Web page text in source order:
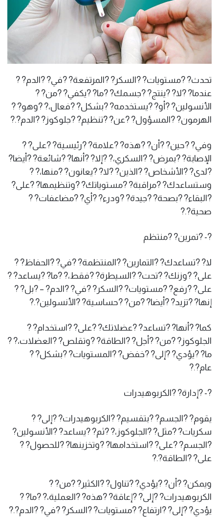
تحدث? ?مستويات? ?السكر? ?المرتفعة? ?في? ?الدم? ?
عندما? ?لا? ?ينتج? ?جسمك? ?ما? ?يكفي? ?من? ?
الأنسولين? ?أو? ?يستخدمه? ?بشكل? ?فعال،? ?وهو? ?
الهرمون? ?المسؤول? ?عن? ?تنظيم? ?جلوكوز? ?الدم?.?
وفي? ?حين? ?أن? ?هذه? ?علامة? ?رئيسية? ?على? ?
الإصابة? ?بمرض? ?السكري،? ?إلا? ?أنها? ?شائعة? ?أيضا?
?لدى? ?الأشخاص? ?الذين? ?لا? ?يعانون? ?منها،? ?
وستساعدك? ?مراقبة? ?مستوياتك? ?وتنظيمها? ?على?
?البقاء? ?بصحة? ?جيدة? ?ودرء? ?أي? ?مضاعفات? ?
صحية?.?
?- ?تمرين? ?منتظم
لا? ?تساعدك? ?التمارين? ?المنتظمة? ?في? ?الحفاظ? ?
على? ?وزنك? ?تحت? ?السيطرة? ?فقط،? ?ما? ?يساعد? ?
على? ?رفع? ?مستويات? ?السكر? ?في? ?الدم? – ?بل? ?
إنها? ?تزيد? ?أيضا? ?من? ?حساسية? ?الأنسولين?.?
كما? ?أنها? ?تساعد? ?عضلاتك? ?على? ?استخدام? ?
الجلوكوز? ?من? ?أجل? ?الطاقة? ?وتقلص? ?العضلات،? ?
ما? ?يؤدي? ?إلى? ?خفض? ?المستويات? ?بشكل? ?
عام?.?
?- ?إدارة? ?الكربوهيدرات
يقوم? ?الجسم? ?بتقسيم? ?الكربوهيدرات? ?إلى? ?
سكريات? ?مثل? ?الجلوكوز،? ?ثم? ?يساعد? ?الأنسولين?
?الجسم? ?على? ?استخدامها? ?وتخزينها? ?للحصول? ?
على? ?الطاقة?.?
ويمكن? ?أن? ?يؤدي? ?تناول? ?الكثير? ?من? ?
الكربوهيدرات? ?إلى? ?إعاقة? ?هذه? ?العملية،? ?ما? ?
يؤدي? ?إلى? ?ارتفاع? ?مستويات? ?السكر? ?في? ?الدم?.?